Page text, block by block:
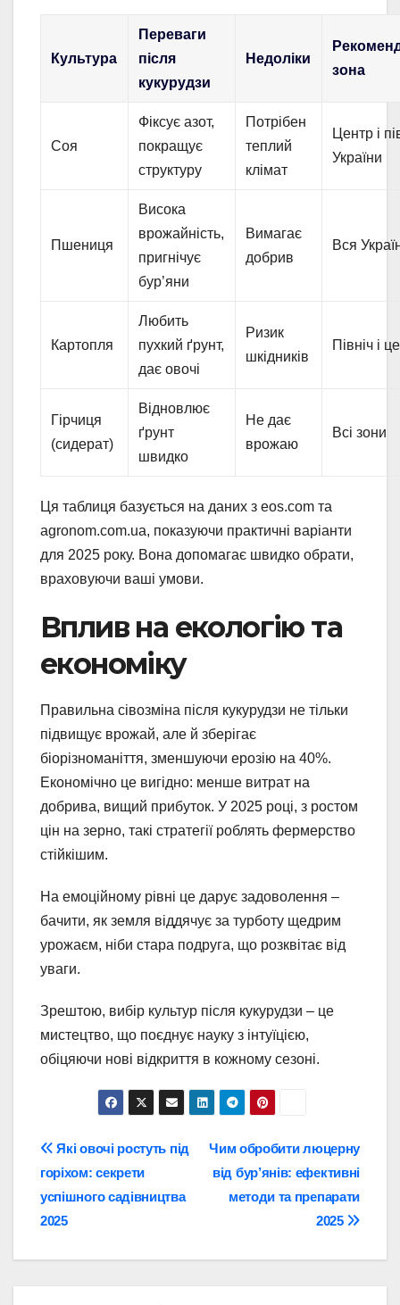
Культура
Переваги
після
кукурудзи
Недоліки
зона
Соя
Фіксує азот,
покращує
структуру
Потрібен
теплий
клімат
Центр і
України
Пшениця
Висока
врожайність,
пригнічує
бур’яни
Вимагає
добрив
Вся
Картопля
Любить
пухкий ґрунт,
дає овочі
Ризик
шкідників
Північ і
Гірчиця
(сидерат)
Відновлює
ґрунт
швидко
Не дає
врожаю
Всі зони
Ця таблиця базується на даних з eos.com та
agronom.com.ua, показуючи практичні варіанти
для 2025 року. Вона допомагає швидко обрати,
враховуючи ваші умови.
Вплив на екологію та
економіку
Правильна сівозміна після кукурудзи не тільки
підвищує врожай, але й зберігає
біорізноманіття, зменшуючи ерозію на 40%.
Економічно це вигідно: менше витрат на
добрива, вищий прибуток. У 2025 році, з ростом
цін на зерно, такі стратегії роблять фермерство
стійкішим.
На емоційному рівні це дарує задоволення –
бачити, як земля віддячує за турботу щедрим
урожаєм, ніби стара подруга, що розквітає від
уваги.
Зрештою, вибір культур після кукурудзи – це
мистецтво, що поєднує науку з інтуїцією,
обіцяючи нові відкриття в кожному сезоні.
Навігація
записів
Чим обробити люцерну
від бур’янів: ефективні
методи та препарати
2025
Які овочі ростуть під
горіхом: секрети
успішного садівництва
2025